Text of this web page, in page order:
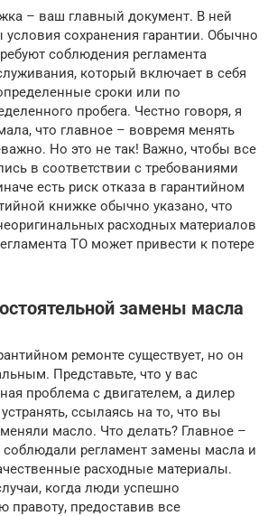
– ваш главный документ. В ней
условия сохранения гарантии. Обычно
соблюдения регламента
который включает в себя
сроки или по
пробега. Честно говоря, я
что главное – вовремя менять
Но это не так! Важно, чтобы все
в соответствии с требованиями
есть риск отказа в гарантийном
книжке обычно указано, что
расходных материалов
ТО может привести к потере
замены масла
ремонте существует, но он
Представьте, что у вас
проблема с двигателем, а дилер
ссылаясь на то, что вы
масло. Что делать? Главное –
соблюдали регламент замены масла и
расходные материалы.
когда люди успешно
правоту, предоставив все